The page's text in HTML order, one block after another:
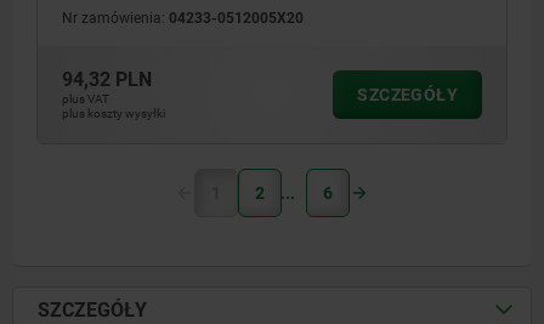
Nr zamówienia: 04233-0512005X20
94,32 PLN
plus VAT
plus koszty wysyłki
SZCZEGÓŁY
1 2 6
SZCZEGÓŁY